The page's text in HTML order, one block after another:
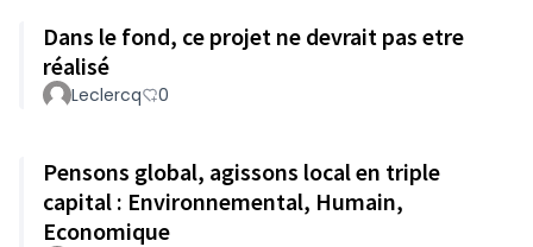
Dans le fond, ce projet ne devrait pas etre
réalisé
Leclercq 0
Pensons global, agissons local en triple
capital : Environnemental, Humain,
Economique